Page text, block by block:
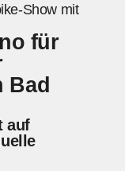
Show mit
für
Bad
auf